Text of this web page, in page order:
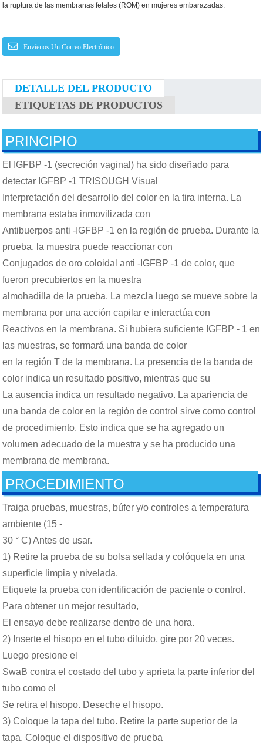
la ruptura de las membranas fetales (ROM) en mujeres embarazadas.
Envíenos Un Correo Electrónico
DETALLE DEL PRODUCTO
ETIQUETAS DE PRODUCTOS
PRINCIPIO
El IGFBP -1 (secreción vaginal) ha sido diseñado para
detectar IGFBP -1 TRISOUGH Visual
Interpretación del desarrollo del color en la tira interna. La
membrana estaba inmovilizada con
Antibuerpos anti -IGFBP -1 en la región de prueba. Durante la
prueba, la muestra puede reaccionar con
Conjugados de oro coloidal anti -IGFBP -1 de color, que
fueron precubiertos en la muestra
almohadilla de la prueba. La mezcla luego se mueve sobre la
membrana por una acción capilar e interactúa con
Reactivos en la membrana. Si hubiera suficiente IGFBP - 1 en
las muestras, se formará una banda de color
en la región T de la membrana. La presencia de la banda de
color indica un resultado positivo, mientras que su
La ausencia indica un resultado negativo. La apariencia de
una banda de color en la región de control sirve como control
de procedimiento. Esto indica que se ha agregado un
volumen adecuado de la muestra y se ha producido una
membrana de membrana.
PROCEDIMIENTO
Traiga pruebas, muestras, búfer y/o controles a temperatura
ambiente (15 -
30 ° C) Antes de usar.
1) Retire la prueba de su bolsa sellada y colóquela en una
superficie limpia y nivelada.
Etiquete la prueba con identificación de paciente o control.
Para obtener un mejor resultado,
El ensayo debe realizarse dentro de una hora.
2) Inserte el hisopo en el tubo diluido, gire por 20 veces.
Luego presione el
SwaB contra el costado del tubo y aprieta la parte inferior del
tubo como el
Se retira el hisopo. Deseche el hisopo.
3) Coloque la tapa del tubo. Retire la parte superior de la
tapa. Coloque el dispositivo de prueba